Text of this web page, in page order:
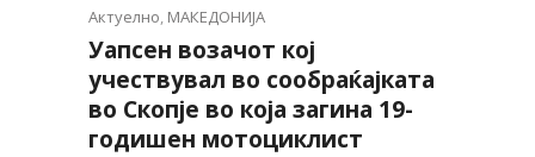
Актуелно, МАКЕДОНИЈА
Уапсен возачот кој
учествувал во сообраќајката
во Скопје во која загина 19-
годишен мотоциклист